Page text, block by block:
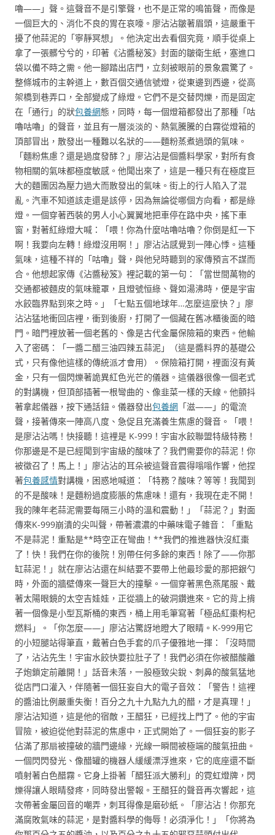
嚕——」聲。這聲音不是引擎聲，也不是正常的鳴笛聲，而像是
一個巨大的、消化不良的胃在哀嚎。廖沾沾皺著眉頭，這嚴重干
擾了他蒜泥的「寧靜冥想」。他決定出去看個究竟，順手從桌上
拿了一張髒兮兮的，印著《沾醬秘笈》封面的皺衛生紙，塞進口
袋以備不時之需。他一腳踏出店門，立刻被眼前的景象震驚了。
整條城市的主幹道上，數百個交通信號燈，從東邊到西邊，從高
架橋到巷弄口，全部變成了綠燈。它們不是交替閃爍，而是固定
在「通行」的狀包養網態，同時，每一個燈箱都發出了那種「咕
嚕咕嚕」的聲音，並且有一層淡淡的、熱氣騰騰的白霧從燈箱的
頂部冒出，散發出一種難以名狀的——麵粉蒸煮過頭的氣味。
「麵粉焦慮？還是過度發酵？」廖沾沾是個醬料學家，對所有食
物相關的氣味都極度敏感。他聞出來了，這是一種只有在極度巨
大的麵團因為壓力過大而散發出的氣味。街上的行人陷入了混
亂。汽車不知道該走還是該停，因為無論從哪個方向看，都是綠
燈。一個穿著西裝的男人小心翼翼地把車停在路中央，搖下車
窗，對著紅綠燈大喊：「喂！你為什麼咕嚕咕嚕？你倒是紅一下
啊！我要向左轉！綠燈沒用啊！」廖沾沾感覺到一陣心悸。這種
氣味，這種不祥的「咕嚕」聲，與他兒時聽到的家傳預言不謀而
合。他想起家傳《沾醬秘笈》裡記載的第一句：「當世間萬物的
交通都被麵皮的氣味籠罩，且燈號恒綠、聲如湯沸時，便是宇宙
水餃臨界點到來之時。」「七點五個地球年…怎麼這麼快？」廖
沾沾猛地衝回店裡，衝到後廚，打開了一個藏在舊冰櫃後面的暗
門。暗門裡放著一個老舊的、像是古代金屬保險箱的東西。他輸
入了密碼：「一醬二醋三油四辣五蒜泥」（這是醬料界的基礎公
式，只有像他這樣的傳統派才會用）。保險箱打開，裡面沒有黃
金，只有一個閃爍著詭異紅色光芒的儀器。這儀器很像一個老式
的對講機，但頂部插著一根彎曲的、像韭菜一樣的天線。他顫抖
著拿起儀器，按下通話鈕。儀器發出包養網 「滋——」的電流
聲，接著傳來一陣高八度、急促且充滿養生焦慮的聲音。「喂！
是廖沾沾嗎！快接聽！這裡是 K-999！宇宙水餃聯盟特級特務！
你那邊是不是已經聞到宇宙級的酸味了？我們需要你的蒜泥！你
被徵召了！馬上！」廖沾沾的耳朵被這聲音震得嗡嗡作響，他捏
著包養感情對講機，困惑地喊道：「特務？酸味？等等！我聞到
的不是酸味！是麵粉過度膨脹的焦慮味！還有，我現在走不開！
我的陳年老蒜泥需要每隔三小時的溫和震動！」「蒜泥？」對面
傳來K-999崩潰的尖叫聲，帶著濃濃的中藥味電子雜音：「重點
不是蒜泥！重點是**時空正在彎曲！**我們的推進器快沒紅棗
了！快！我們在你的後院！別帶任何多餘的東西！除了——你那
缸蒜泥！」就在廖沾沾還在糾結要不要帶上他最珍愛的那把銀勺
時，外面的牆壁傳來一聲巨大的撞擊。一個穿著黑色燕尾服、戴
著太陽眼鏡的太空吉娃娃，正從牆上的破洞鑽進來。它的背上揹
著一個像是小型瓦斯桶的東西，桶上用毛筆寫著「極品紅棗枸杞
燃料」。「你怎麼——」廖沾沾驚訝地瞪大了眼睛。K-999用它
的小短腿站得筆直，戴著白色手套的爪子優雅地一揮：「沒時間
了，沾沾先生！宇宙水餃快要拉肚子了！我們必須在你被醋酸離
子炮鎖定前離開！」話音未落，一股極致尖銳、刺鼻的酸氣猛地
從店門口灌入，伴隨著一個狂妄自大的電子音效：「警告！這裡
的醬油比例嚴重失衡！百分之九十九點九九的醋，才是真理！」
廖沾沾知道，這是他的宿敵，王醋狂，已經找上門了。他的宇宙
冒險，被迫從他對蒜泥的焦慮中，正式開始了。一個狂妄的影子
佔滿了那扇被撞破的牆門邊緣，光線一瞬間被極端的酸氣扭曲。
一個閃閃發光、像醋罐的機器人緩緩漂浮進來，它的底座還不斷
噴射著白色醋霧。它身上掛著「醋狂派大勝利」的霓虹燈牌，閃
爍得讓人眼睛發疼，同時發出警報。王醋狂的聲音再次響起，這
次帶著金屬回音的嘲弄，刺耳得像是磨砂紙。「廖沾沾！你那充
滿腐敗氣味的蒜泥，是對醬料學的侮辱！必須淨化！」「你將為